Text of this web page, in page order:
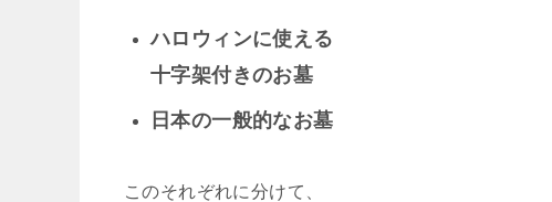
ハロウィンに使える
十字架付きのお墓
日本の一般的なお墓
このそれぞれに分けて、